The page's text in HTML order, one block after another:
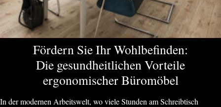
Fördern Sie Ihr Wohlbefinden:
Die gesundheitlichen Vorteile
ergonomischer Büromöbel
In der modernen Arbeitswelt, wo viele Stunden am Schreibtisch